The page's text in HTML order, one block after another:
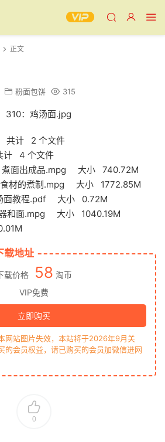
正文
粉面包饼 315
计 2 个文件
4 个文件
成品.mpg 大小 740.72M
煮制.mpg 大小 1772.85M
程.pdf 大小 0.72M
.mpg 大小 1040.19M
载地址
载价格 58 淘币
VIP免费
立即购买
网站图片失效，本站将于2026年9月关
的会员权益，请已购买的会员加微信进网
0